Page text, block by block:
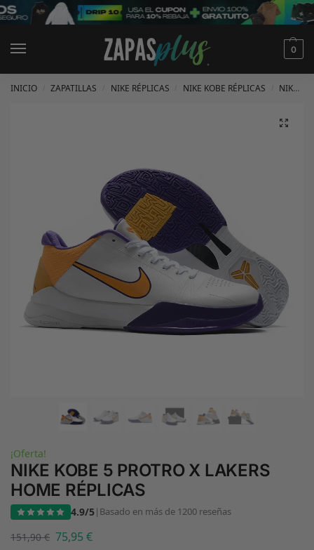
0
INICIO ZAPATILLAS NIKE RÉPLICAS NIKE KOBE RÉPLICAS NIKE KOBE 5 RÉPLICAS
¡Oferta!
NIKE KOBE 5 PROTRO X LAKERS
HOME RÉPLICAS
4.9/5| Basado en más de 1200 reseñas
151,90€ 75,95 €